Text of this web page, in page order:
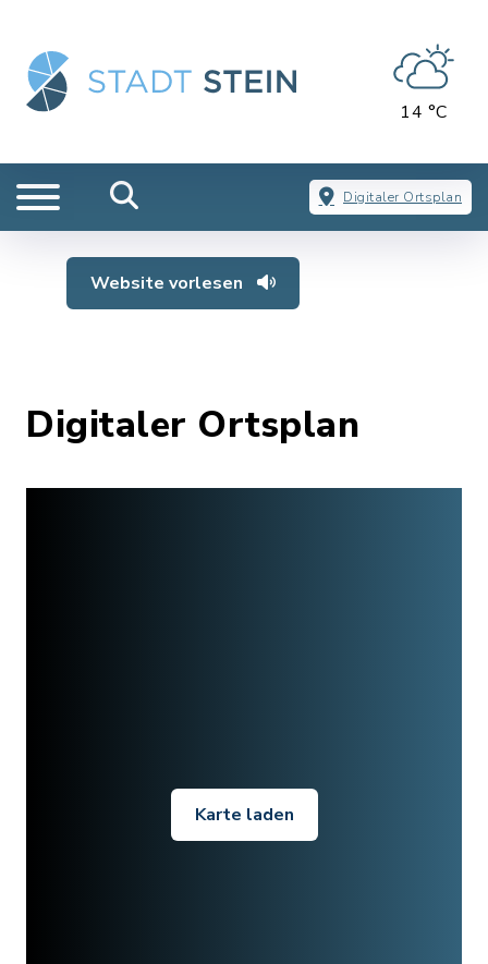
14 °C
Digitaler Ortsplan
Website vorlesen
Digitaler Ortsplan
Karte laden